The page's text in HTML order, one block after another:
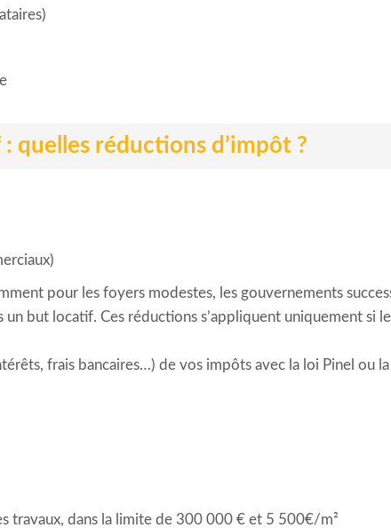
réductions d’impôt ?
pour les foyers modestes, les gouvernements
but locatif. Ces réductions s’appliquent uniquement si
frais bancaires…) de vos impôts avec la loi Pinel ou
travaux, dans la limite de 300 000 € et 5 500€/m²